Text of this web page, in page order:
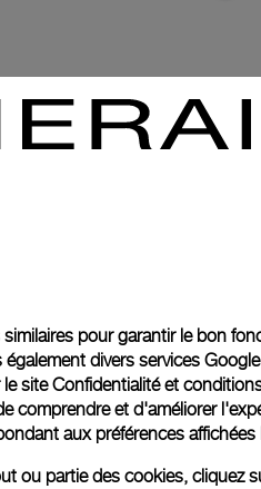
pour garantir le bon
divers services
lesite Confidentialité et
comprendre et d'améliorer
aux préférences affichées
ou partie des cookies, cliquez